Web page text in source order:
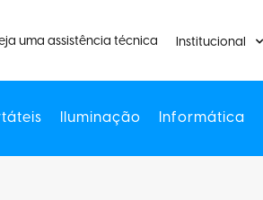
uma assistência técnica Institucional
Iluminação Informática